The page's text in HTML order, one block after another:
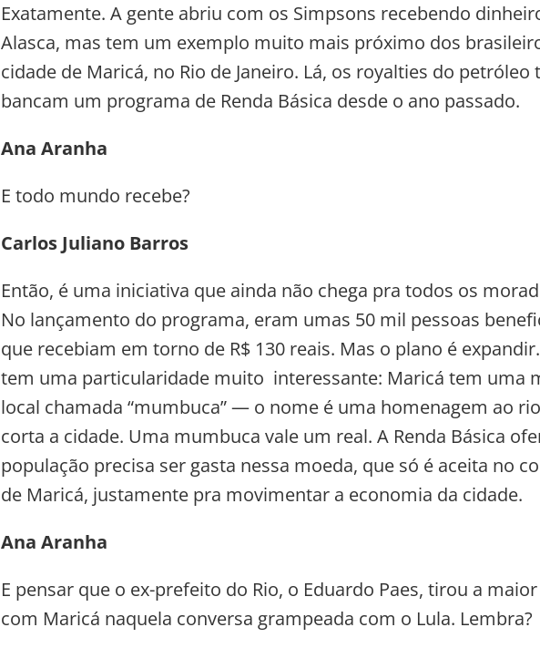
Exatamente. A gente abriu com os Simpsons recebendo
Alasca, mas tem um exemplo muito mais próximo dos
cidade de Maricá, no Rio de Janeiro. Lá, os royalties do petróleo
bancam um programa de Renda Básica desde o ano passado.
Ana Aranha
E todo mundo recebe?
Carlos Juliano Barros
Então, é uma iniciativa que ainda não chega pra todos os
No lançamento do programa, eram umas 50 mil pessoas
que recebiam em torno de R$ 130 reais. Mas o plano é
tem uma particularidade muito interessante: Maricá tem uma
local chamada “mumbuca” — o nome é uma homenagem ao
corta a cidade. Uma mumbuca vale um real. A Renda Básica
população precisa ser gasta nessa moeda, que só é aceita no
de Maricá, justamente pra movimentar a economia da cidade.
Ana Aranha
E pensar que o ex-prefeito do Rio, o Eduardo Paes, tirou a
com Maricá naquela conversa grampeada com o Lula. Lembra?